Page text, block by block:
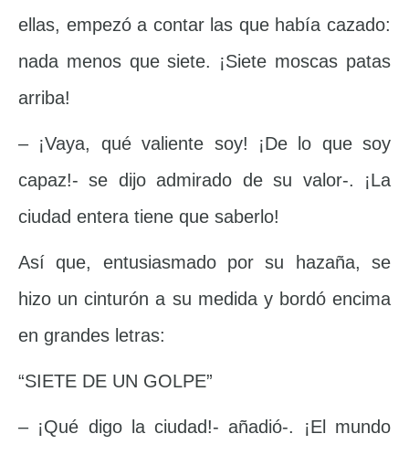
ellas, empezó a contar las que había cazado:
nada menos que siete. ¡Siete moscas patas
arriba!
– ¡Vaya, qué valiente soy! ¡De lo que soy
capaz!- se dijo admirado de su valor-. ¡La
ciudad entera tiene que saberlo!
Así que, entusiasmado por su hazaña, se
hizo un cinturón a su medida y bordó encima
en grandes letras:
“SIETE DE UN GOLPE”
– ¡Qué digo la ciudad!- añadió-. ¡El mundo